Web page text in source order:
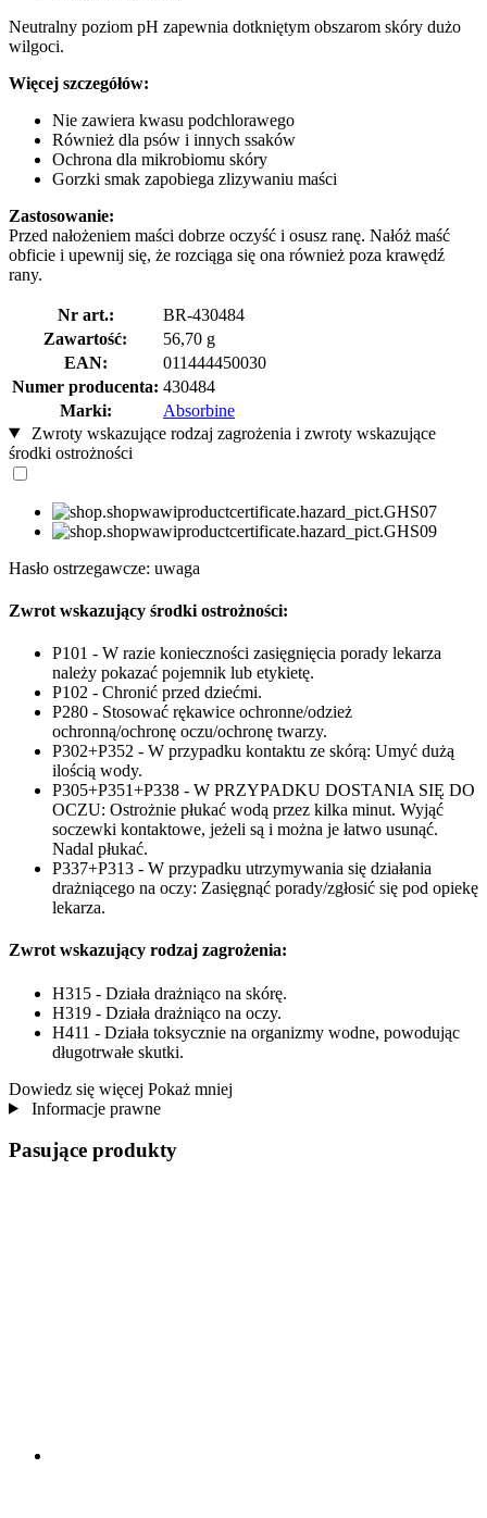
Neutralny poziom pH zapewnia dotkniętym obszarom skóry dużo
wilgoci.
Więcej szczegółów:
Nie zawiera kwasu podchlorawego
Również dla psów i innych ssaków
Ochrona dla mikrobiomu skóry
Gorzki smak zapobiega zlizywaniu maści
Zastosowanie:
Przed nałożeniem maści dobrze oczyść i osusz ranę. Nałóż maść
obficie i upewnij się, że rozciąga się ona również poza krawędź
rany.
Nr art.:
BR-430484
Zawartość:
56,70 g
EAN:
011444450030
Numer producenta: 430484
Marki:
Absorbine
Zwroty wskazujące rodzaj zagrożenia i zwroty wskazujące
środki ostrożności
Hasło ostrzegawcze: uwaga
Zwrot wskazujący środki ostrożności:
P101 - W razie konieczności zasięgnięcia porady lekarza
należy pokazać pojemnik lub etykietę.
P102 - Chronić przed dziećmi.
P280 - Stosować rękawice ochronne/odzież
ochronną/ochronę oczu/ochronę twarzy.
P302+P352 - W przypadku kontaktu ze skórą: Umyć dużą
ilością wody.
P305+P351+P338 - W PRZYPADKU DOSTANIA SIĘ DO
OCZU: Ostrożnie płukać wodą przez kilka minut. Wyjąć
soczewki kontaktowe, jeżeli są i można je łatwo usunąć.
Nadal płukać.
P337+P313 - W przypadku utrzymywania się działania
drażniącego na oczy: Zasięgnąć porady/zgłosić się pod opiekę
lekarza.
Zwrot wskazujący rodzaj zagrożenia:
H315 - Działa drażniąco na skórę.
H319 - Działa drażniąco na oczy.
H411 - Działa toksycznie na organizmy wodne, powodując
długotrwałe skutki.
Dowiedz się więcej Pokaż mniej
Informacje prawne
Pasujące produkty